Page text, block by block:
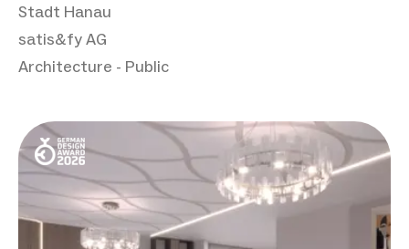
Stadt Hanau
satis&fy AG
Architecture - Public